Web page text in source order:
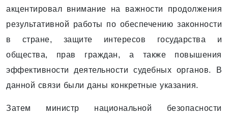
акцентировал внимание на важности продолжения
результативной работы по обеспечению законности
в стране, защите интересов государства и
общества, прав граждан, а также повышения
эффективности деятельности судебных органов. В
данной связи были даны конкретные указания.
Затем министр национальной безопасности